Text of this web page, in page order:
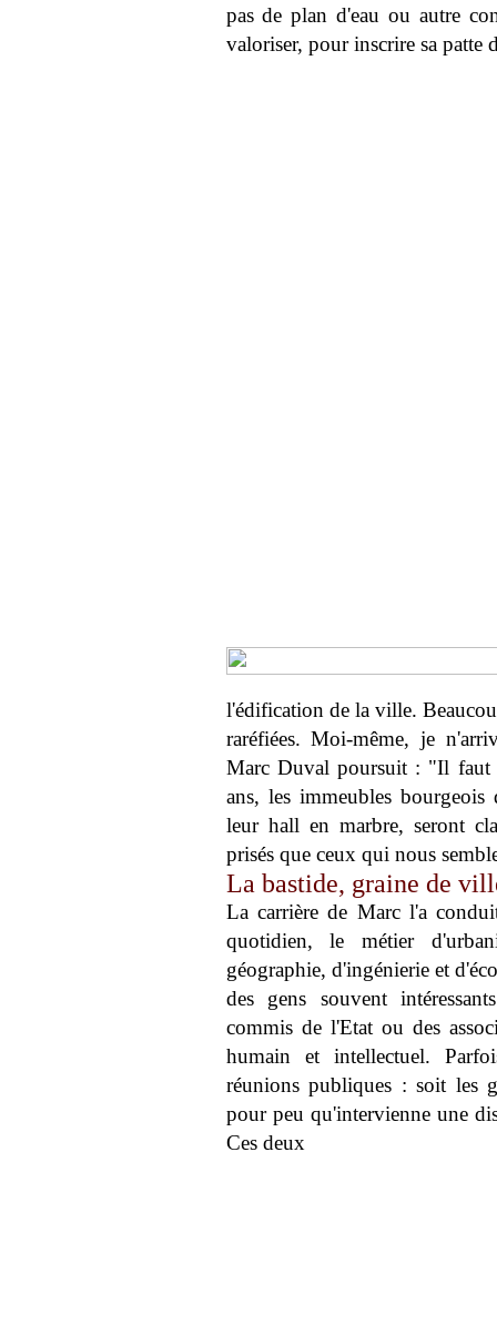
pas de plan d'eau ou autre
valoriser, pour inscrire sa patte
l'édification de la ville.
raréfiées. Moi-même, je
Marc Duval poursuit : "Il faut
ans, les immeubles
leur hall en marbre, seront
prisés que ceux qui nous
La bastide, graine de
La carrière de Marc l'a
quotidien, le métier
géographie, d'ingénierie et
des gens souvent
commis de l'Etat ou des
humain et intellectuel.
réunions publiques : soit les
pour peu qu'intervienne une
Ces deux